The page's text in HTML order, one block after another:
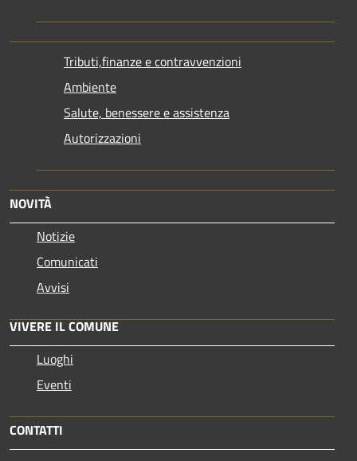
Tributi,finanze e contravvenzioni
Ambiente
Salute, benessere e assistenza
Autorizzazioni
NOVITÀ
Notizie
Comunicati
Avvisi
VIVERE IL COMUNE
Luoghi
Eventi
CONTATTI